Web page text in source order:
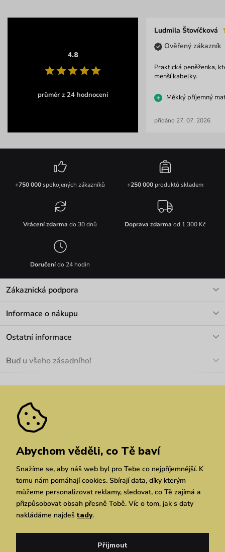
4.8
průměr z 24 hodnocení
Ludmila Šťovíčková
Ověřený zákazník
Praktická peněženka,
menší kabelky.
Měkký příjemný
přidáno 27. 07. 2026
+750 000spokojených zákazníků +250 000produktů skladem
Vrácení zdarma do 30 dnů Doprava zdarma od 1 300 Kč
Doručenído 24 hodin
Zákaznická podpora
Informace o nákupu
Materiály a údržba
Pozáruční opravy
Ostatní informace
Velkoobchod
We Care
Dárkové poukazy
Vuchlook
Prodejny
Praha Brno Chrudim
Buď u všeho zásadního!
Zásady ochrany osobních údajů
Simplia.cz
Abychom věděli, co Tě baví
Snažíme se, aby náš web byl pro Tebe co nejpříjemnější. K
tomu nám pomáhají cookies. Sbírají data, díky kterým
můžeme personalizovat reklamy, sledovat, co Tě zajímá a
přizpůsobovat obsah přesně Tobě. Víc o tom, jak s daty
nakládáme najdeš tady.
Přijmout